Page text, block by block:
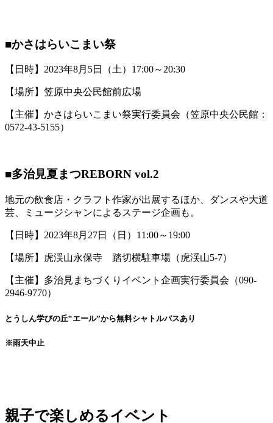
■かさはらいこまい祭
【日時】2023年8月5日（土）17:00～20:30
【場所】笠原中央公民館前広場
【主催】かさはらいこまい祭実行委員会（笠原中央公民館：
0572-43-5155）
■多治見夏まつREBORN vol.2
地元の飲食店・クラフト作家が出展するほか、ダンスや大道
芸、ミュージシャンによるステージ企画も。
【日時】2023年8月27日（日）11:00～19:00
【場所】虎渓山永保寺 踏切横駐車場（虎渓山5-7）
【主催】多治見まちづくりイベント企画実行委員会（090-
2946-9770）
とうしん学びの丘‟エール”から無料シャトルバスあり
※雨天中止
親子で楽しめるイベント